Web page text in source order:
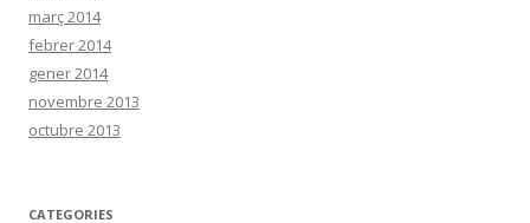
març 2014
febrer 2014
gener 2014
novembre 2013
octubre 2013
CATEGORIES